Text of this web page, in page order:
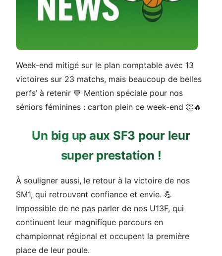
Week-end mitigé sur le plan comptable avec 13
victoires sur 23 matchs, mais beaucoup de belles
perfs’ à retenir 💙 Mention spéciale pour nos
séniors féminines : carton plein ce week-end 👏🔥
Un big up aux SF3 pour leur
super prestation !
À souligner aussi, le retour à la victoire de nos
SM1, qui retrouvent confiance et envie. 💪
Impossible de ne pas parler de nos U13F, qui
continuent leur magnifique parcours en
championnat régional et occupent la première
place de leur poule.